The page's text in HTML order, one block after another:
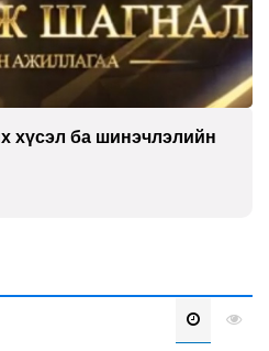
хүсэл ба шинэчлэлийн